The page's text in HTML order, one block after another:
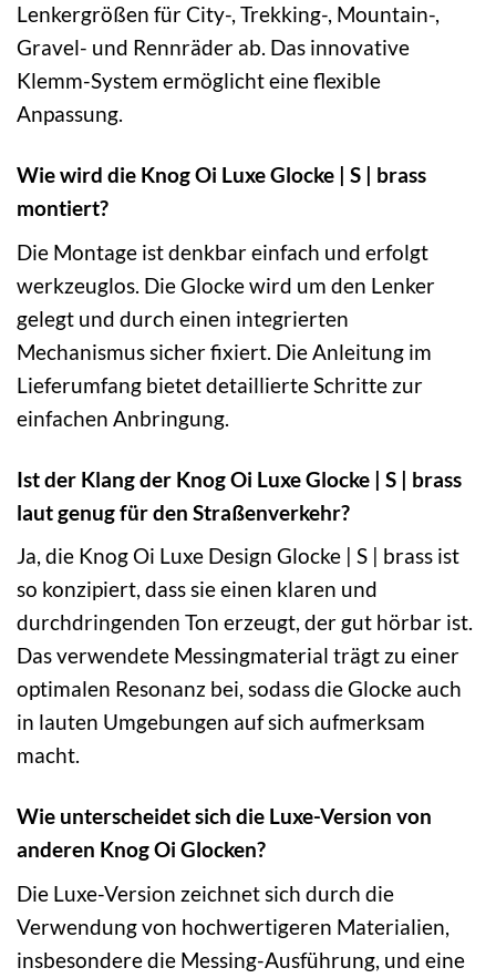
Lenkergrößen für City-, Trekking-, Mountain-,
Gravel- und Rennräder ab. Das innovative
Klemm-System ermöglicht eine flexible
Anpassung.
Wie wird die Knog Oi Luxe Glocke | S | brass
montiert?
Die Montage ist denkbar einfach und erfolgt
werkzeuglos. Die Glocke wird um den Lenker
gelegt und durch einen integrierten
Mechanismus sicher fixiert. Die Anleitung im
Lieferumfang bietet detaillierte Schritte zur
einfachen Anbringung.
Ist der Klang der Knog Oi Luxe Glocke | S | brass
laut genug für den Straßenverkehr?
Ja, die Knog Oi Luxe Design Glocke | S | brass ist
so konzipiert, dass sie einen klaren und
durchdringenden Ton erzeugt, der gut hörbar ist.
Das verwendete Messingmaterial trägt zu einer
optimalen Resonanz bei, sodass die Glocke auch
in lauten Umgebungen auf sich aufmerksam
macht.
Wie unterscheidet sich die Luxe-Version von
anderen Knog Oi Glocken?
Die Luxe-Version zeichnet sich durch die
Verwendung von hochwertigeren Materialien,
insbesondere die Messing-Ausführung, und eine